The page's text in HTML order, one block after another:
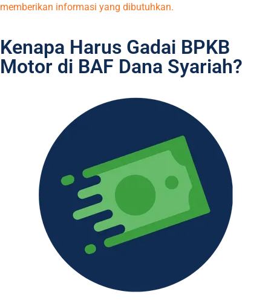
memberikan informasi yang dibutuhkan.
Kenapa Harus Gadai BPKB
Motor di BAF Dana Syariah?